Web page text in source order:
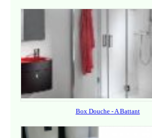
Box Douche - A Battant